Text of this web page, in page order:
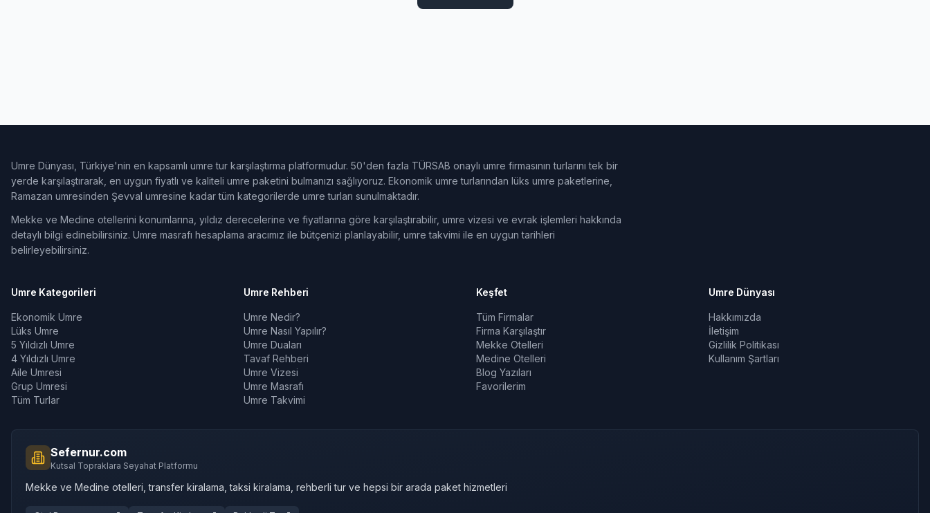
Umre Dünyası, Türkiye'nin en kapsamlı umre tur karşılaştırma platformudur. 50'den fazla TÜRSAB onaylı umre firmasının turlarını tek bir
yerde karşılaştırarak, en uygun fiyatlı ve kaliteli umre paketini bulmanızı sağlıyoruz. Ekonomik umre turlarından lüks umre paketlerine,
Ramazan umresinden Şevval umresine kadar tüm kategorilerde umre turları sunulmaktadır.
Mekke ve Medine otellerini konumlarına, yıldız derecelerine ve fiyatlarına göre karşılaştırabilir, umre vizesi ve evrak işlemleri hakkında
detaylı bilgi edinebilirsiniz. Umre masrafı hesaplama aracımız ile bütçenizi planlayabilir, umre takvimi ile en uygun tarihleri
belirleyebilirsiniz.
Umre Kategorileri
Ekonomik Umre
Lüks Umre
5 Yıldızlı Umre
4 Yıldızlı Umre
Aile Umresi
Grup Umresi
Tüm Turlar
Umre Rehberi
Umre Nedir?
Umre Nasıl Yapılır?
Umre Duaları
Tavaf Rehberi
Umre Vizesi
Umre Masrafı
Umre Takvimi
Keşfet
Tüm Firmalar
Firma Karşılaştır
Mekke Otelleri
Medine Otelleri
Blog Yazıları
Favorilerim
Umre Dünyası
Hakkımızda
İletişim
Gizlilik Politikası
Kullanım Şartları
Sefernur.com
Kutsal Topraklara Seyahat Platformu
Mekke ve Medine otelleri, transfer kiralama, taksi kiralama, rehberli tur ve hepsi bir arada paket hizmetleri